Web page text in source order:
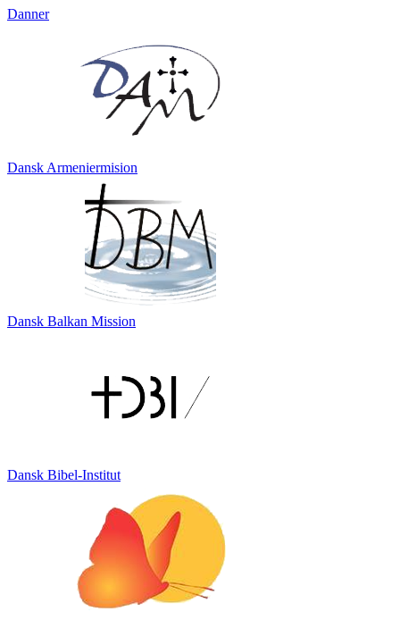
Danner
Dansk Armeniermision
Dansk Balkan Mission
Dansk Bibel-Institut